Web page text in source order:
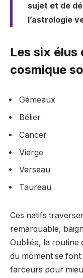
sujet et de
l’astrologie
Les six élus
cosmique
Gémeaux
Bélier
Cancer
Vierge
Verseau
Taureau
Ces natifs
remarquable,
Oubliée, la routine
du moment se font
farceurs pour